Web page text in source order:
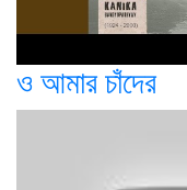
ও আমার চাঁদের